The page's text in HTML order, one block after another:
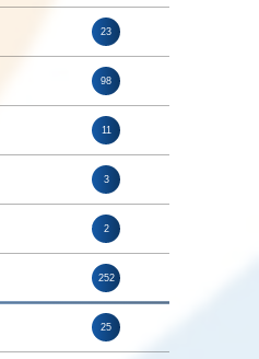
23
98
11
3
2
252
25